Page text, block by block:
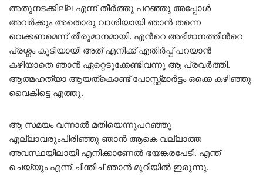
അതുനടക്കില്ല എന്ന് തീര്‍ത്തു പറഞ്ഞു അപ്പോള്‍
അവര്‍ക്കും അതൊരു വാശിയായി ഞാന്‍ തന്നെ
വെക്കണമെന്ന് തീരുമാനമായി. എന്‍റെ അഭിമാനത്തിന്‍റെ
പ്രശ്നം കൂടിയായി അത് എനിക്ക് എതിര്‍പ്പ് പറയാന്‍
കഴിയാതെ ഞാന്‍ ഏറ്റെടുക്കേണ്ടിവന്നു ആ പ്രവര്‍ത്തി.
ആത്മഹത്യാ ആയത്കൊണ്ട് പോസ്റ്റ്‌മാര്‍ട്ടം ഒക്കെ കഴിഞ്ഞു
വൈകിട്ടെ എത്തു.
ആ സമയം വന്നാല്‍ മതിയെന്നുപറഞ്ഞു
എല്ലാവരുംപിരിഞ്ഞു ഞാന്‍ ആകെ വല്ലാത്ത
അവസ്ഥയിലായി എനിക്കാണേല്‍ ഭയങ്കരപേടി. എന്ത്
ചെയ്യും എന്ന് ചിന്തിച് ഞാന്‍ മുറിയില്‍ ഇരുന്നു.